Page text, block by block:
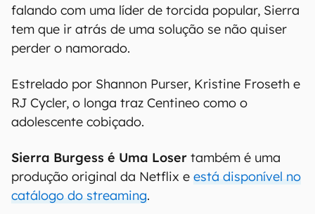
falando com uma líder de torcida popular, Sierra
tem que ir atrás de uma solução se não quiser
perder o namorado.
Estrelado por Shannon Purser, Kristine Froseth e
RJ Cycler, o longa traz Centineo como o
adolescente cobiçado.
Sierra Burgess é Uma Loser também é uma
produção original da Netflix e está disponível no
catálogo do streaming.